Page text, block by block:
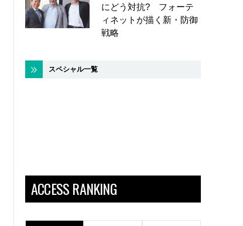
にどう対抗? フォーテ
ィネットが描く新・防御
戦略
スペシャル一覧
ACCESS RANKING